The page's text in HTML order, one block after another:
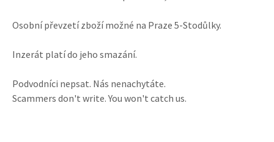
Osobní převzetí zboží možné na Praze 5-Stodůlky.
Inzerát platí do jeho smazání.
Podvodníci nepsat. Nás nenachytáte.
Scammers don't write. You won't catch us.